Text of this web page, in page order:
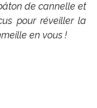
de cannelle et
pour réveiller la
en vous !